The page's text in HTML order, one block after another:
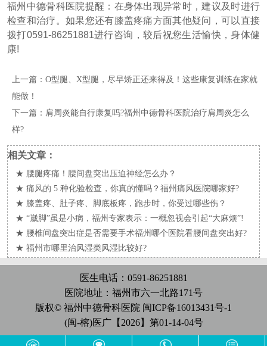
福州中德骨科医院提醒：在身体出现异常时，建议及时进行
检查和治疗。如果您还有膝盖疼痛方面其他疑问，可以直接
拨打0591-86251881进行咨询，较后祝您生活愉快，身体健
康!
上一篇：O型腿、X型腿，尽早矫正还来得及！这些康复训练在家就
能做！
下一篇： 肩周炎能自行康复吗?福州中德骨科医院治疗肩周炎怎么
样?
相关文章：
★ 腰腿疼痛！腰间盘突出压迫神经怎么办？
★痛风的 5 种化验检查，你真的懂吗？福州痛风医院哪家好?
★ 膝盖疼、肚子疼、脚底板疼，跑步时，你受过哪些伤？
★“崴脚”虽是小病，福州专家表示：一概忽视会引起“大麻烦”!
★ 腰椎间盘突出症是否需要手术福州哪个医院看腰间盘突出好?
★福州市哪里治风湿类风湿比较好?
医生电话：0591-86251881
医院地址：福州市六一北路171号
版权© 福州中德骨科医院 闽ICP备16013431号-1
(闽-榕)医广【2026】第01-14-04号